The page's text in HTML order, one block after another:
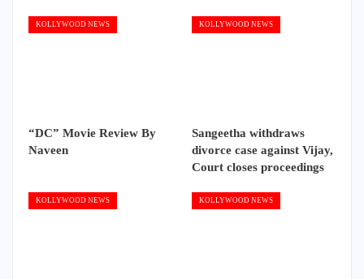
KOLLYWOOD NEWS
“DC” Movie Review By
Naveen
KOLLYWOOD NEWS
Sangeetha withdraws
divorce case against Vijay,
Court closes proceedings
KOLLYWOOD NEWS KOLLYWOOD NEWS